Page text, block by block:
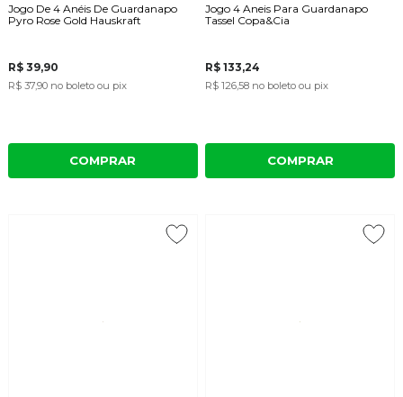
Jogo De 4 Anéis De Guardanapo
Pyro Rose Gold Hauskraft
R$ 39,90
R$ 37,90 no boleto ou pix
COMPRAR
Jogo 4 Aneis Para Guardanapo
Tassel Copa&Cia
R$ 133,24
R$ 126,58 no boleto ou pix
COMPRAR